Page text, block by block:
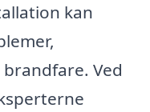
kan
Ved